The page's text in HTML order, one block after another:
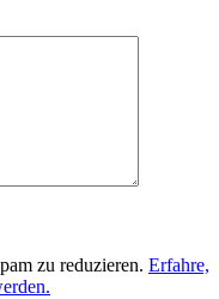
zu reduzieren. Erfahre,